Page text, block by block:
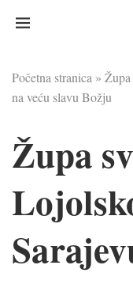
Početna stranica »
na veću slavu Božju
Župa